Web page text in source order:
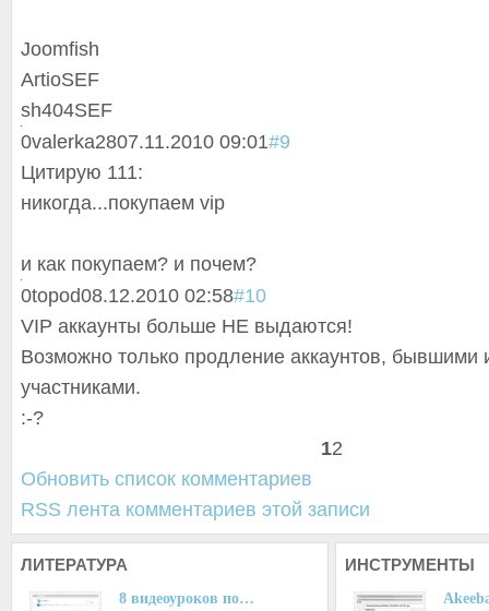
Joomfish
ArtioSEF
sh404SEF
0valerka2807.11.2010 09:01#9
Цитирую 111:
никогда...покупаем vip
и как покупаем? и почем?
0topod08.12.2010 02:58#10
VIP аккаунты больше НЕ выдаются!
Возможно только продление аккаунтов,
участниками.
:-?
12
Обновить список комментариев
RSS лента комментариев этой записи
ЛИТЕРАТУРА
8 видеоуроков по…
ИНСТРУМЕНТЫ